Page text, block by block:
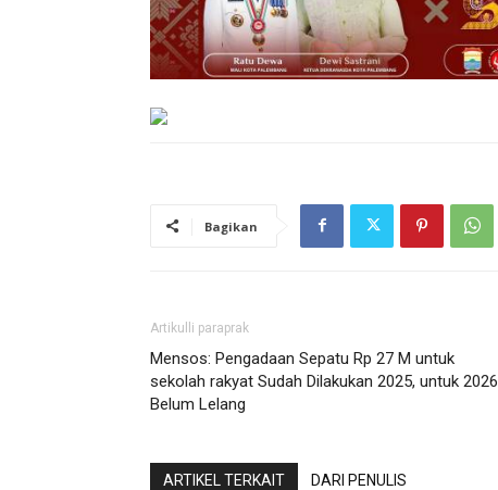
Bagikan
Artikulli paraprak
Mensos: Pengadaan Sepatu Rp 27 M untuk
sekolah rakyat Sudah Dilakukan 2025, untuk 2026
Belum Lelang
ARTIKEL TERKAIT DARI PENULIS